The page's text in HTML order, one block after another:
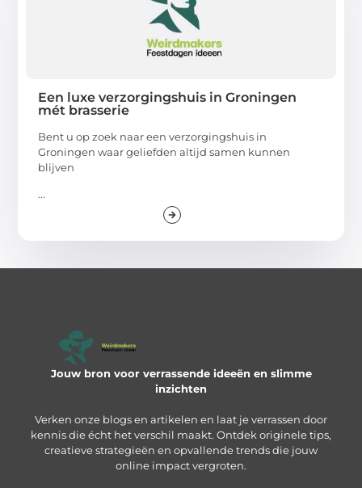
Een luxe verzorgingshuis in Groningen
mét brasserie
Bent u op zoek naar een verzorgingshuis in
Groningen waar geliefden altijd samen kunnen
blijven
...
Jouw bron voor verrassende ideeën en slimme
inzichten
Verken onze blogs en artikelen en laat je verrassen door
kennis die écht het verschil maakt. Ontdek originele tips,
creatieve strategieën en opvallende trends die jouw
online impact vergroten.